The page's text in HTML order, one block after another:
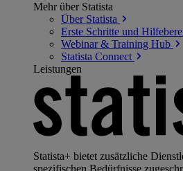
Mehr über Statista
Über Statista
Erste Schritte und
Webinar & Training Hub
Statista Connect
Leistungen
Statista+ bietet zusätzliche
spezifischen Bedürfnisse